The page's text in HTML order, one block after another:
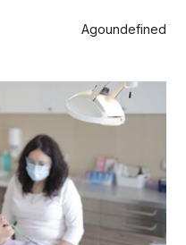
Agoundefined